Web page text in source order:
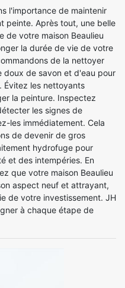
l'importance de maintenir
peinte. Après tout, une belle
de votre maison Beaulieu
la durée de vie de votre
de la nettoyer
doux de savon et d'eau pour
Évitez les nettoyants
la peinture. Inspectez
les signes de
les immédiatement. Cela
de devenir de gros
hydrofuge pour
et des intempéries. En
que votre maison Beaulieu
aspect neuf et attrayant,
de votre investissement. JH
à chaque étape de